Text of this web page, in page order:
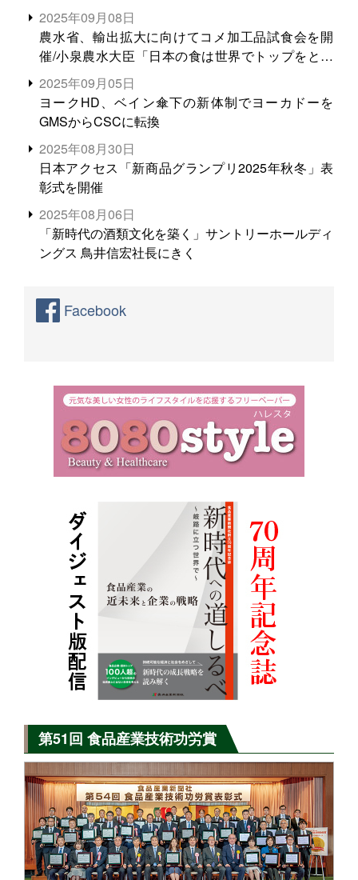
2025年09月08日
農水省、輸出拡大に向けてコメ加工品試食会を開
催/小泉農水大臣「日本の食は世界でトップをとれ
る。米増産に向けて、米輸出需要の拡大を」
2025年09月05日
ヨークHD、ベイン傘下の新体制でヨーカドーを
GMSからCSCに転換
2025年08月30日
日本アクセス「新商品グランプリ2025年秋冬」表
彰式を開催
2025年08月06日
「新時代の酒類文化を築く」サントリーホールディ
ングス 鳥井信宏社長にきく
Facebook
第51回 食品産業技術功労賞